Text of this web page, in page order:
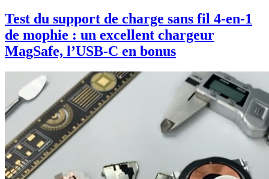
Test du support de charge sans fil 4-en-1
de mophie : un excellent chargeur
MagSafe, l’USB-C en bonus